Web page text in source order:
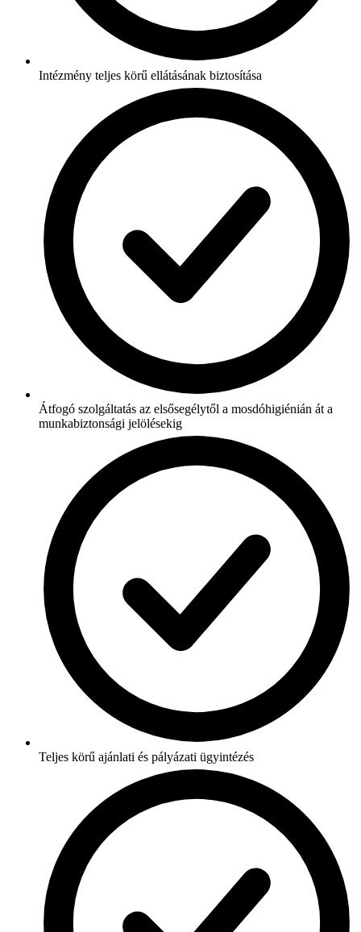
Intézmény teljes körű ellátásának biztosítása
Átfogó szolgáltatás az elsősegélytől a mosdóhigiénián át a
munkabiztonsági jelölésekig
Teljes körű ajánlati és pályázati ügyintézés